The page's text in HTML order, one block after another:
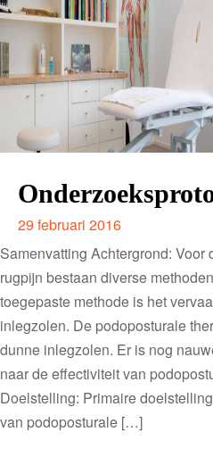
29 februari 2016
Samenvatting Achtergrond:
rugpijn bestaan diverse
toegepaste methode is het
inlegzolen. De podoposturale
dunne inlegzolen. Er is nog
naar de effectiviteit van
Doelstelling: Primaire
van podoposturale […]